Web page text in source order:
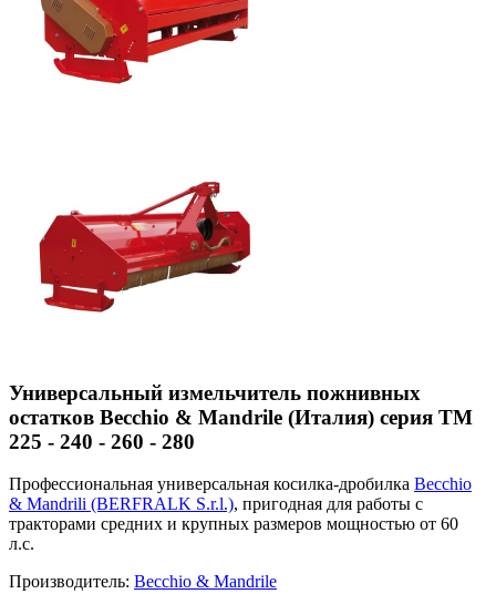
Универсальный измельчитель пожнивных
остатков Becchio & Mandrile (Италия) серия TM
225 - 240 - 260 - 280
Профессиональная универсальная косилка-дробилка Becchio
& Mandrili (BERFRALK S.r.l.), пригодная для работы с
тракторами средних и крупных размеров мощностью от 60
л.с.
Производитель: Becchio & Mandrile